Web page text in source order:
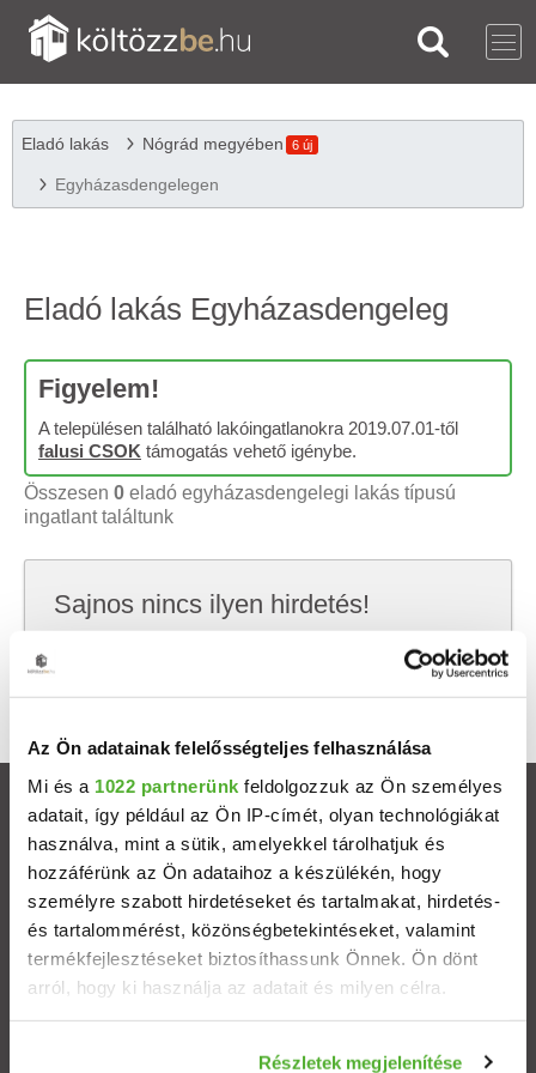
Az Ön adatainak felelősségteljes felhasználása
Mi és a 1022 partnerünk feldolgozzuk az Ön személyes
adatait, így például az Ön IP-címét, olyan technológiákat
használva, mint a sütik, amelyekkel tárolhatjuk és
hozzáférünk az Ön adataihoz a készülékén, hogy
személyre szabott hirdetéseket és tartalmakat, hirdetés-
és tartalommérést, közönségbetekintéseket, valamint
termékfejlesztéseket biztosíthassunk Önnek. Ön dönt
arról, hogy ki használja az adatait és milyen célra.
Részletek megjelenítése
Eladó lakás Nógrád megyében 6 új
Egyházasdengelegen
Eladó lakás Egyházasdengeleg
Figyelem!
A településen található lakóingatlanokra 2019.07.01-től
falusi CSOK támogatás vehető igénybe.
Összesen 0 eladó egyházasdengelegi lakás típusú
ingatlant találtunk
Sajnos nincs ilyen hirdetés!
Próbálj meg kevesebb szempont szerint
keresni, hátha akkor megtalálod, amit keresel.
Ingatlanok
Eladó házak
Eladó lakások